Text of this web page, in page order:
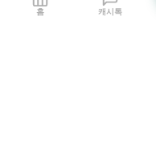
홈 캐시톡